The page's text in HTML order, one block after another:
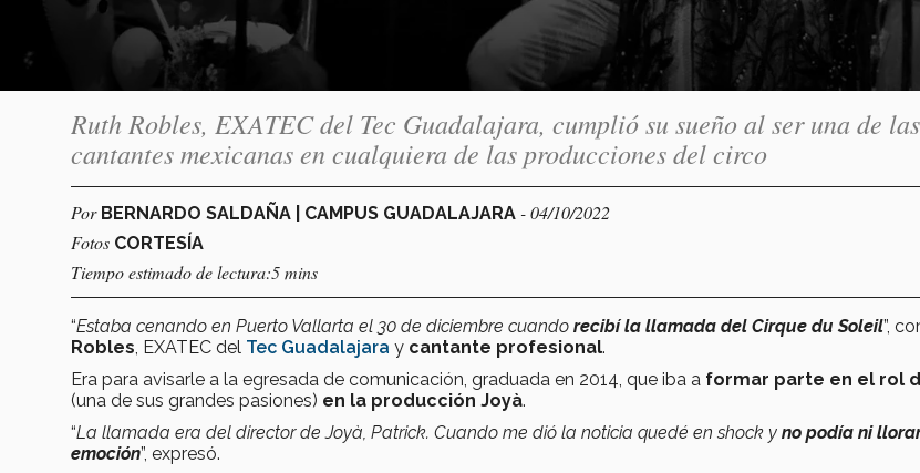
Ruth Robles, EXATEC del Tec Guadalajara, cumplió su sueño al ser una de
cantantes mexicanas en cualquiera de las producciones del circo
Por BERNARDO SALDAÑA | CAMPUS GUADALAJARA - 04/10/2022
Fotos CORTESÍA
Tiempo estimado de lectura:5 mins
“Estaba cenando en Puerto Vallarta el 30 de diciembre cuando recibí la llamada del Cirque du Soleil”,
Robles , EXATEC del Tec Guadalajara y cantante profesional.
Era para avisarle a la egresada de comunicación, graduada en 2014, que iba a formar parte en el rol
(una de sus grandes pasiones) en la producción Joyà.
“La llamada era del director de Joyà, Patrick. Cuando me dió la noticia quedé en shock y no podía ni
emoción”, expresó.